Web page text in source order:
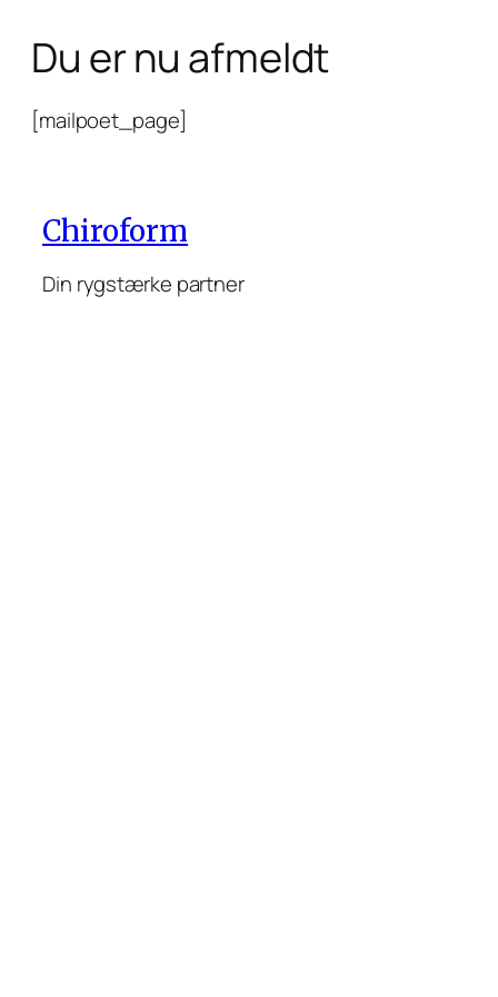
indhold
Du er nu afmeldt
[mailpoet_page]
Chiroform
Din rygstærke partner